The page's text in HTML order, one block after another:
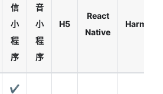
信
小
程
序
音
小
程
序
H5
React
Native
Harmony
✔️